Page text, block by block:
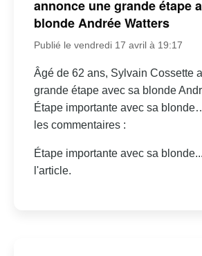
annonce une grande étape
blonde Andrée Watters
Publié le vendredi 17 avril à 19:17
Âgé de 62 ans, Sylvain Cossette
grande étape avec sa blonde
Étape importante avec sa
les commentaires :
Étape importante avec sa
l'article.